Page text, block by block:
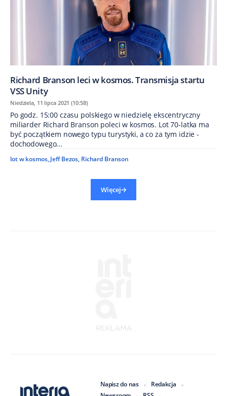
Richard Branson leci w kosmos. Transmisja startu
VSS Unity
Niedziela, 11 lipca 2021 (10:58)
Po godz. 15:00 czasu polskiego w niedzielę ekscentryczny
miliarder Richard Branson poleci w kosmos. Lot 70-latka ma
być początkiem nowego typu turystyki, a co za tym idzie -
dochodowego...
lot w kosmos, Jeff Bezos, Richard Branson
Więcej
Napisz do nas
Redakcja